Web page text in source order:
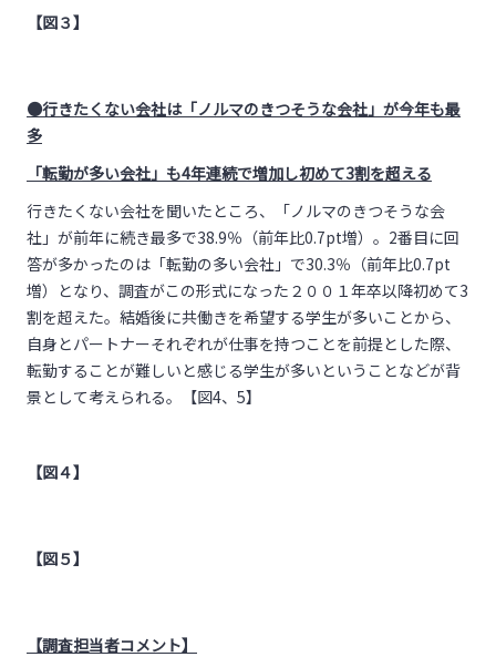
【図３】
●行きたくない会社は「ノルマのきつそうな会社」が今年も最
多
「転勤が多い会社」も4年連続で増加し初めて3割を超える
行きたくない会社を聞いたところ、「ノルマのきつそうな会
社」が前年に続き最多で38.9％（前年比0.7pt増）。2番目に回
答が多かったのは「転勤の多い会社」で30.3％（前年比0.7pt
増）となり、調査がこの形式になった２００１年卒以降初めて3
割を超えた。結婚後に共働きを希望する学生が多いことから、
自身とパートナーそれぞれが仕事を持つことを前提とした際、
転勤することが難しいと感じる学生が多いということなどが背
景として考えられる。【図4、5】
【図４】
【図５】
【調査担当者コメント】